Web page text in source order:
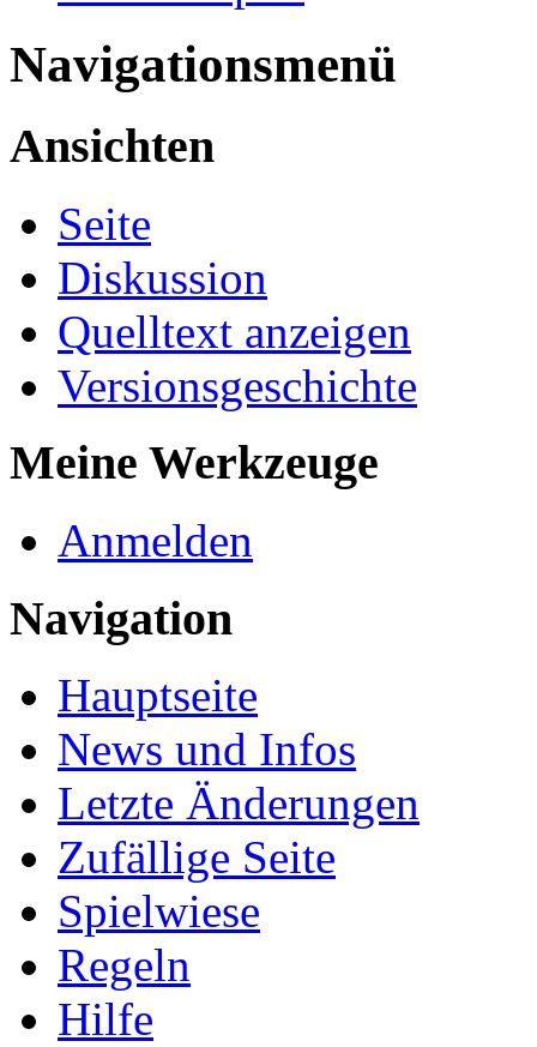
Navigationsmenü
Ansichten
Seite
Diskussion
Quelltext anzeigen
Versionsgeschichte
Meine Werkzeuge
Anmelden
Navigation
Hauptseite
News und Infos
Letzte Änderungen
Zufällige Seite
Spielwiese
Regeln
Hilfe